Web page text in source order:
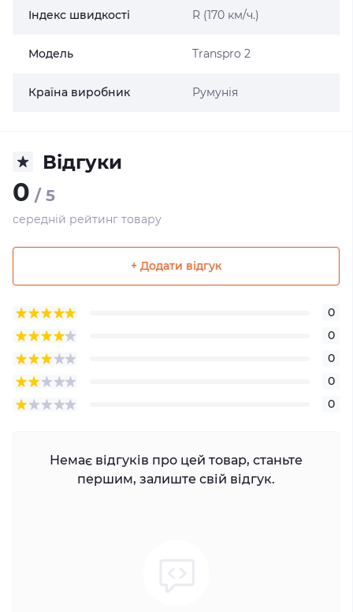
Індекс швидкості R (170 км/ч.)
Модель Transpro 2
Країна виробник Румунія
Відгуки
0 / 5
середній рейтинг товару
+ Додати відгук
0
0
0
0
0
Немає відгуків про цей товар, станьте
першим, залиште свій відгук.